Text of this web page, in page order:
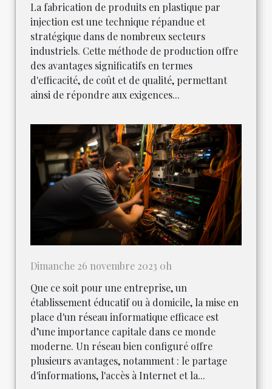
La fabrication de produits en plastique par
injection est une technique répandue et
stratégique dans de nombreux secteurs
industriels. Cette méthode de production offre
des avantages significatifs en termes
d'efficacité, de coût et de qualité, permettant
ainsi de répondre aux exigences...
Dimanche 26 novembre 2023 0h
Que ce soit pour une entreprise, un
établissement éducatif ou à domicile, la mise en
place d'un réseau informatique efficace est
d’une importance capitale dans ce monde
moderne. Un réseau bien configuré offre
plusieurs avantages, notamment : le partage
d'informations, l'accès à Internet et la...